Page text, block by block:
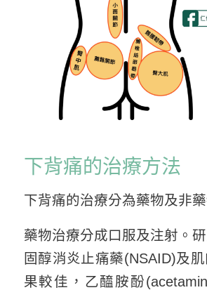
下背痛的治療方法
下背痛的治療分為藥物及非藥
藥物治療分成口服及注射。
固醇消炎止痛藥(NSAID)及
果較佳，乙醯胺酚